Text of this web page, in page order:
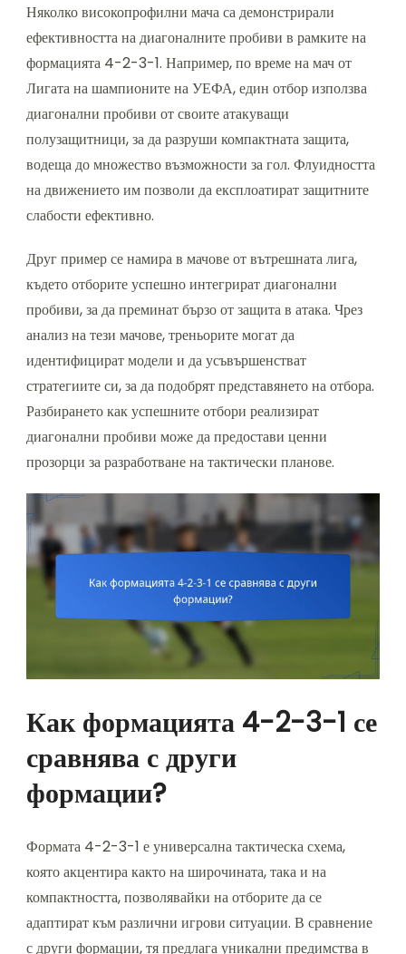
Няколко високопрофилни мача са демонстрирали
ефективността на диагоналните пробиви в рамките на
формацията 4-2-3-1. Например, по време на мач от
Лигата на шампионите на УЕФА, един отбор използва
диагонални пробиви от своите атакуващи
полузащитници, за да разруши компактната защита,
водеща до множество възможности за гол. Флуидността
на движението им позволи да експлоатират защитните
слабости ефективно.
Друг пример се намира в мачове от вътрешната лига,
където отборите успешно интегрират диагонални
пробиви, за да преминат бързо от защита в атака. Чрез
анализ на тези мачове, треньорите могат да
идентифицират модели и да усъвършенстват
стратегиите си, за да подобрят представянето на отбора.
Разбирането как успешните отбори реализират
диагонални пробиви може да предостави ценни
прозорци за разработване на тактически планове.
Как формацията 4-2-3-1 се
сравнява с други
формации?
Формата 4-2-3-1 е универсална тактическа схема,
която акцентира както на широчината, така и на
компактността, позволявайки на отборите да се
адаптират към различни игрови ситуации. В сравнение
с други формации, тя предлага уникални предимства в